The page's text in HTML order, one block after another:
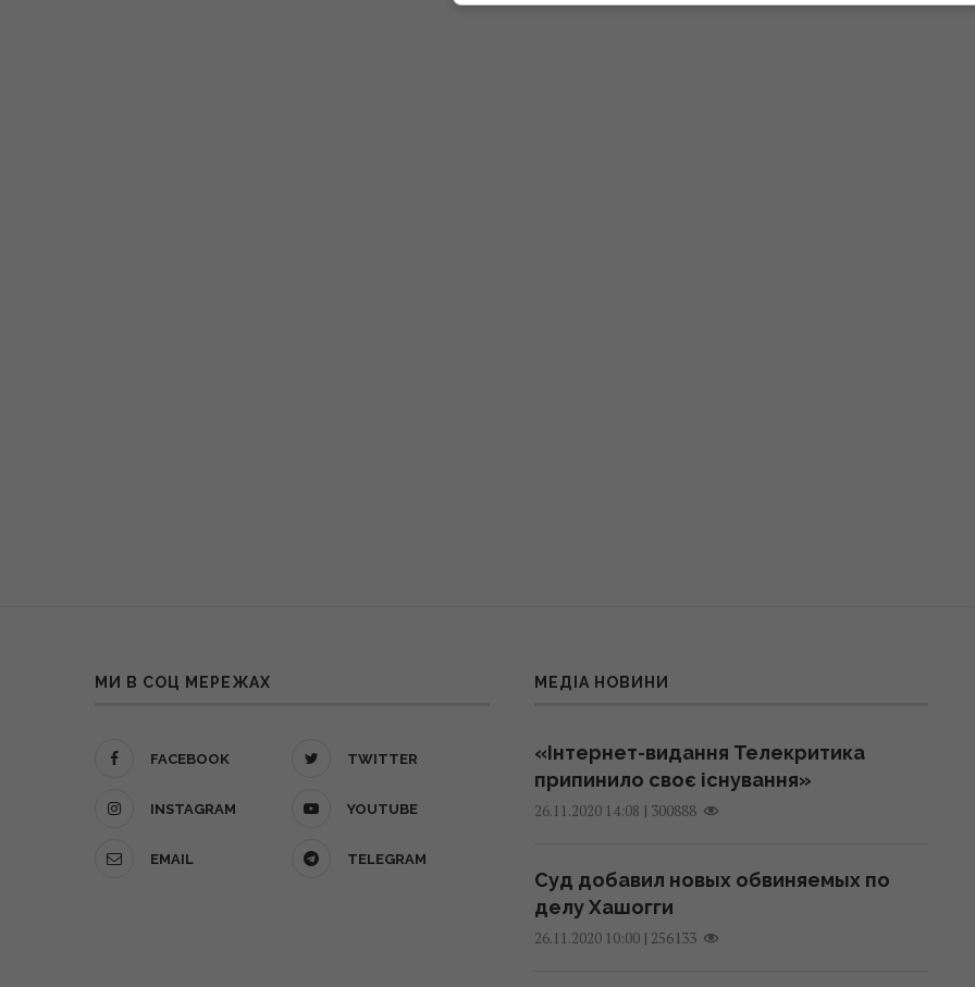
МИ В СОЦ МЕРЕЖАХ
FACEBOOK TWITTER
INSTAGRAM YOUTUBE
EMAIL TELEGRAM
МЕДІА НОВИНИ
«Інтернет-видання Телекритика
припинило своє існування»
26.11.2020 14:08 | 300888
Суд добавил новых обвиняемых по
делу Хашогги
26.11.2020 10:00| 256133